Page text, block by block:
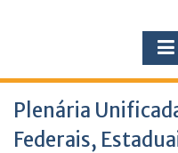
Plenária
Federais,